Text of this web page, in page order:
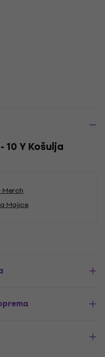
10 Y Košulja
Merch
Majice